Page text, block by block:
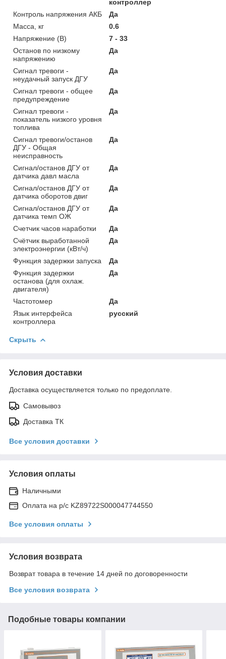
контроллер
Контроль напряжения АКБ
Да
Масса, кг
0.6
Напряжение (В)
7 - 33
Останов по низкому
напряжению
Да
Сигнал тревоги -
неудачный запуск ДГУ
Да
Сигнал тревоги - общее
предупреждение
Да
Сигнал тревоги -
показатель низкого уровня
топлива
Да
Сигнал тревоги/останов
ДГУ - Общая
неисправность
Да
Сигнал/останов ДГУ от
датчика давл масла
Да
Сигнал/останов ДГУ от
датчика оборотов двиг
Да
Сигнал/останов ДГУ от
датчика темп ОЖ
Да
Счетчик часов наработки
Да
Счётчик выработанной
электроэнергии (кВт/ч)
Да
Функция задержки запуска
Да
Функция задержки
останова (для охлаж.
двигателя)
Да
Частотомер
Да
Язык интерфейса
контроллера
русский
Скрыть
Условия доставки
Доставка осуществляется только по предоплате.
Самовывоз
Доставка ТК
Все условия доставки
Условия оплаты
Наличными
Оплата на р/с KZ89722S000047744550
Все условия оплаты
Условия возврата
Возврат товара в течение 14 дней по договоренности
Все условия возврата
Подобные товары компании